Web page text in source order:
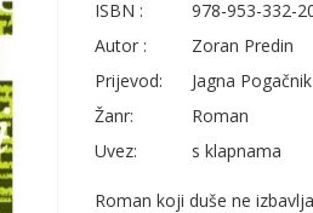
ISBN :
978-953-332-
Autor :
Zoran Predin
Prijevod:
Jagna Pogačnik
Žanr:
Roman
Uvez:
s klapnama
Roman koji duše ne